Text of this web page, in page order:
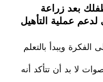
بعد زراعة
لدعم عملية التأهيل
ويبدأ بالتعلم
لا بد أن تتأكد أنه